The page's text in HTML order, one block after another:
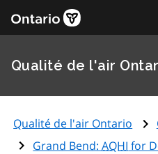
Qualité de l'air
Qualité de l'air Ontario
Grand Bend:AQHI for